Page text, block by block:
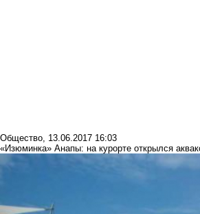
Общество, 13.06.2017 16:03
«Изюминка» Анапы: на курорте открылся